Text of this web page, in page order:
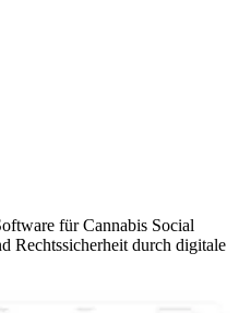
für Cannabis Social
Rechtssicherheit durch digitale